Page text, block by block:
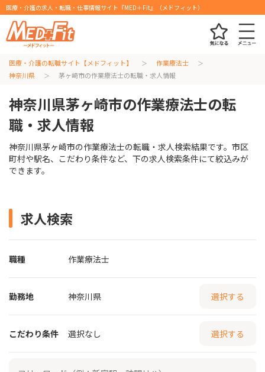
医療・介護の求人・転職・仕事情報サイト『MED＋Fit』（メドフィット）
医療・介護の転職サイト【メドフィット】
作業療法士
神奈川県
茅ヶ崎市の作業療法士の転職・求人情報
神奈川県茅ヶ崎市の作業療法士の転
職・求人情報
神奈川県茅ヶ崎市の作業療法士の転職・求人検索結果です。市区
町村や駅名、こだわり条件など、下の求人検索条件にて絞込みが
できます。
求人検索
職種 作業療法士
勤務地 神奈川県 選択する
こだわり条件 選択なし 選択する